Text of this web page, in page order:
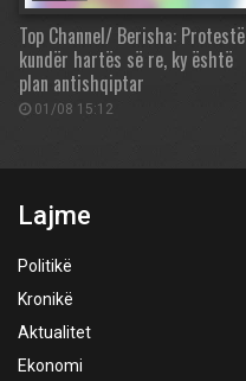
Top Channel/ Berisha: Protestë
kundër hartës së re, ky është
plan antishqiptar
01/08 15:12
Lajme
Politikë
Kronikë
Aktualitet
Ekonomi